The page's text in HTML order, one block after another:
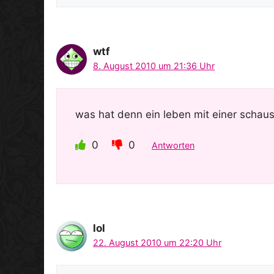
wtf
8. August 2010 um 21:36 Uhr
was hat denn ein leben mit einer
0 0 Antworten
lol
22. August 2010 um 22:20 Uhr